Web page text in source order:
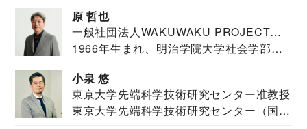
原 哲也
一般社団法人WAKUWAKU PROJECT
JAPAN代表・言語聴覚士・社会福祉士
1966年生まれ、明治学院大学社会学部福
小泉 悠
東京大学先端科学技術研究センター准教授
東京大学先端科学技術研究センター（国際